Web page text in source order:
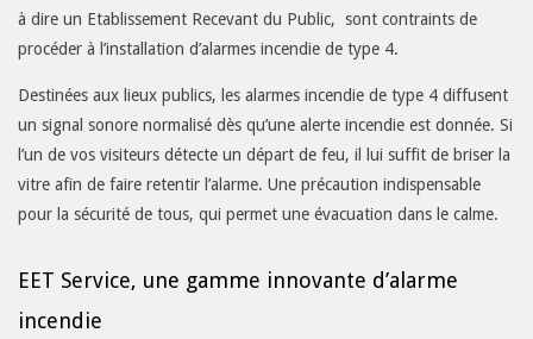
à dire un Etablissement Recevant du Public, sont contraints de
procéder à l’installation d’alarmes incendie de type 4.
Destinées aux lieux publics, les alarmes incendie de type 4 diffusent
un signal sonore normalisé dès qu’une alerte incendie est donnée. Si
l’un de vos visiteurs détecte un départ de feu, il lui suffit de briser la
vitre afin de faire retentir l’alarme. Une précaution indispensable
pour la sécurité de tous, qui permet une évacuation dans le calme.
EET Service, une gamme innovante d’alarme
incendie